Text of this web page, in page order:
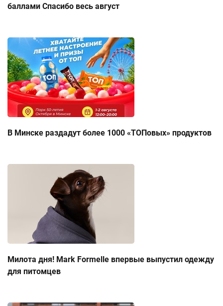
баллами Спасибо весь август
В Минске раздадут более 1000 «ТОПовых» продуктов
Милота дня! Mark Formelle впервые выпустил одежду
для питомцев